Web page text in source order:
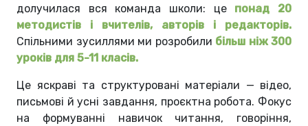
долучилася вся команда школи: це понад 20
методистів і вчителів, авторів і редакторів.
Спільними зусиллями ми розробили більш ніж 300
уроків для 5-11 класів.
Це яскраві та структуровані матеріали — відео,
письмові й усні завдання, проєктна робота. Фокус
на формуванні навичок читання, говоріння,